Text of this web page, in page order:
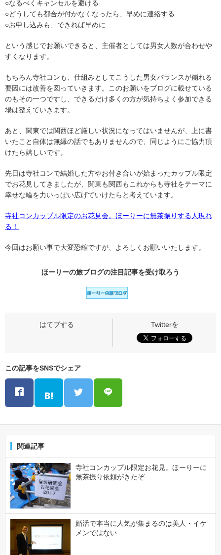
○なるべくキャンセルを避ける
○どうしても都合が付かなくなったら、早めに連絡する
○お申し込みも、できれば早めに
という感じでお願いできると、主催者としては男女人数が合わせや
すくなります。
もちろん寺社コンも、仕組みとしてこうした男女バランスが崩れる
要因には改善を図っていきます。このお願いをブログに載せている
のもその一つですし、できるだけ多くの方が気持ちよく参加できる
場は整えていきます。
あと、関東では関西ほど厳しい状況になってはいませんが、上に書
いたこと自体は無縁の話でもありませんので、同じようにご協力頂
けたら嬉しいです。
先日は寺社コンで結婚した方やお付き合いが始まったカップル限定
でお花見してきましたが、関東も関西もこれからも寺社をテーマに
幸せな輪を力いっぱい広げていけたらと考えています。
寺社コンカップル限定のお花見会。ほーりーに無茶振りする人現れ
る！
今回はお願い事で大変恐縮ですが、よろしくお願いいたします。
ほーりーの旅ブログの注目記事を受け取ろう
この記事をSNSでシェア
関連記事
寺社コンカップル限定お花見。ほーりーに
無茶振り依頼がきたぞ
婚活で本当に人気が集まるのは美人・イケ
メンではない